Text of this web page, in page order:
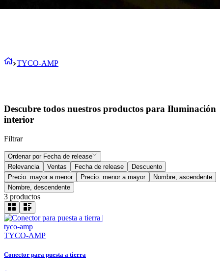
TYCO-AMP
Descubre todos nuestros productos para Iluminación
interior
Filtrar
Ordenar por Fecha de release
Relevancia
Ventas Fecha de release
Descuento
Precio: mayor a menor
Precio: menor a mayor
Nombre, ascendente
Nombre, descendente
3 productos
TYCO-AMP
Conector para puesta a tierra